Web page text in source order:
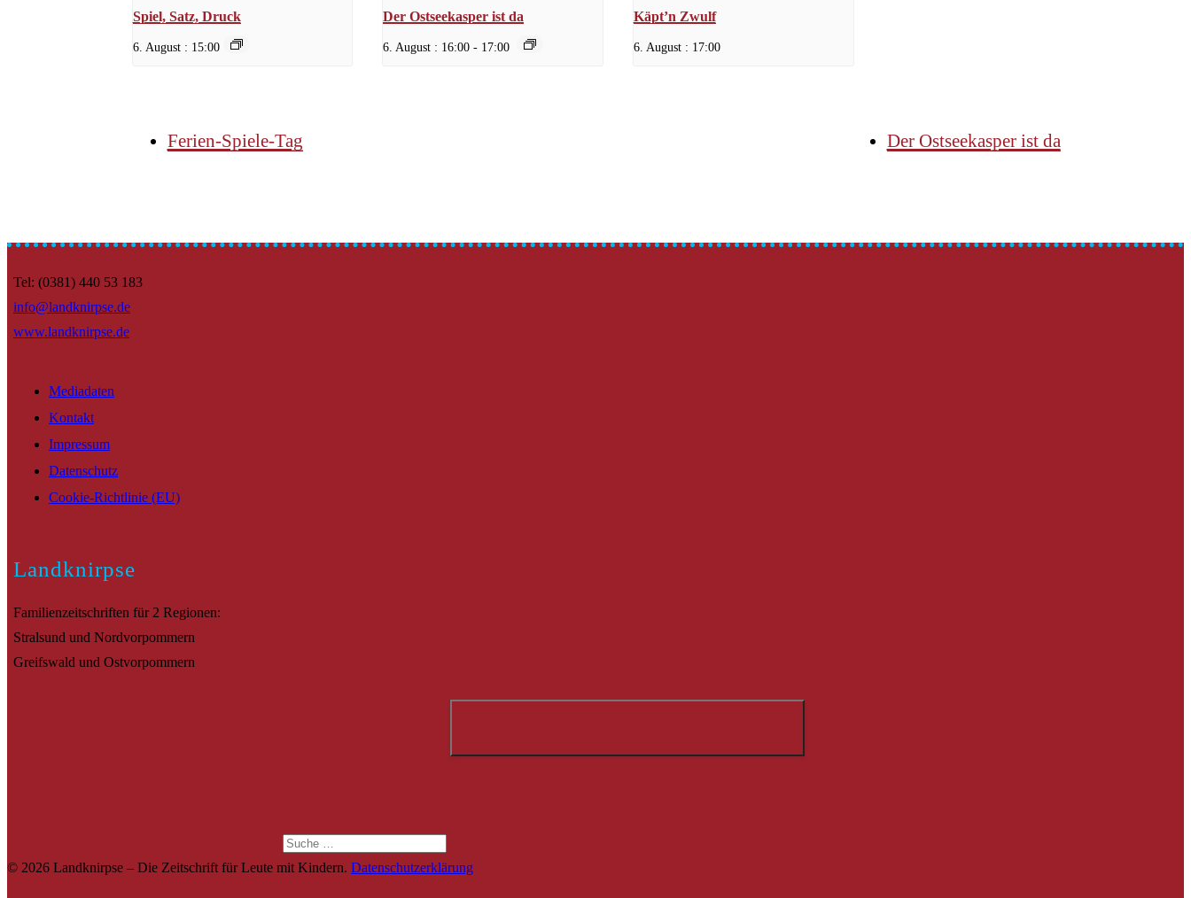
Spiel, Satz, Druck
6. August : 15:00
Der Ostseekasper ist da
6. August : 16:00 - 17:00
Käpt’n Zwulf
6. August : 17:00
Ferien-Spiele-Tag Der Ostseekasper ist da
Tel: (0381) 440 53 183
info@landknirpse.de
www.landknirpse.de
Mediadaten
Kontakt
Impressum
Datenschutz
Cookie-Richtlinie (EU)
Landknirpse
Familienzeitschriften für 2 Regionen:
Stralsund und Nordvorpommern
Greifswald und Ostvorpommern
© 2026 Landknirpse – Die Zeitschrift für Leute mit Kindern. Datenschutzerklärung